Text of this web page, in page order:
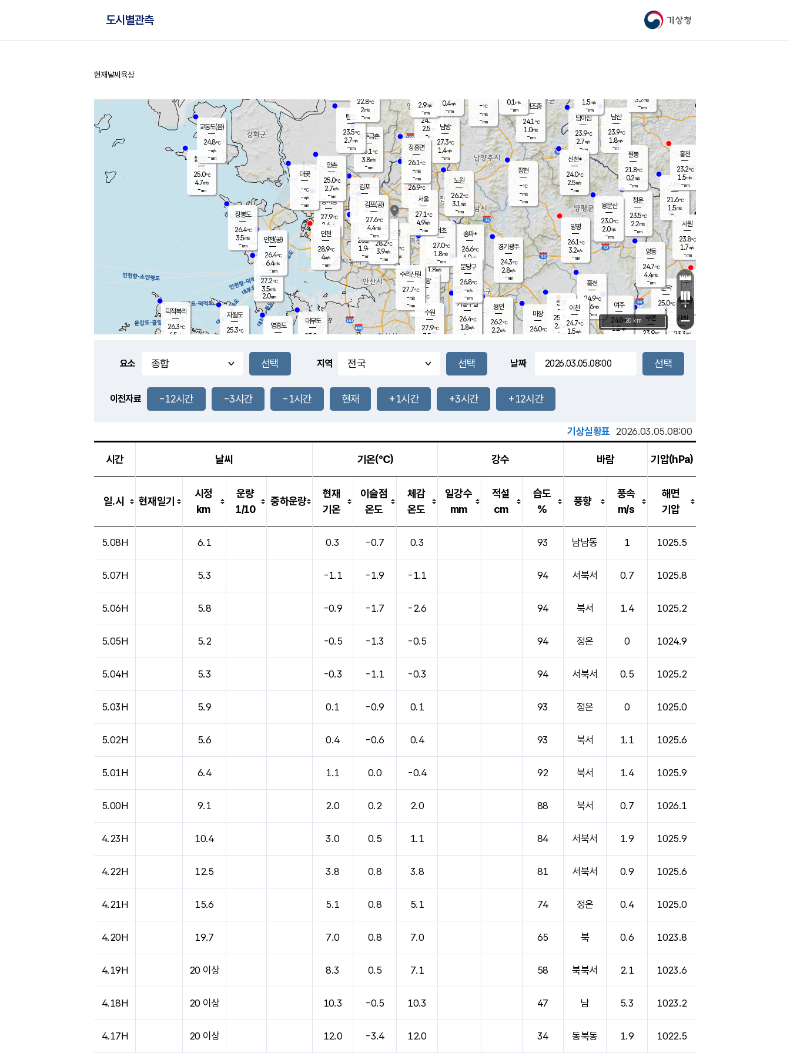
기상청
도시별관측
홈
현재날씨 육상
풍도
2.8m/s
0.5
문막
25.0℃
3.6m/s
mm
남이섬
23.9℃
2.7m/s
-mm
무의도
27.2℃
3.5m/s
2.0mm
영흥도
볼음도
25.0℃
4.7m/s
-mm
자월도
25.3℃
양주
24.2℃
2.5
-mm
부론
23.9℃
과천
26.2℃
1.8m/s
- mm
남산
23.9℃
1.8m/s
-mm
장봉도
26.4℃
3.5m/s
-mm
9.0mm
청운
23.5℃
2.2m/s
-mm
팔봉
21.8℃
0.2m/s
-mm
-mm
용인
26.2℃
2.2m/s
여주
24.8℃
1.2m/s
양동
24.7℃
4.4m/s
-mm
경기광주
24.3℃
2.8m/s
-mm
장호원
1.5m/s
-mm
25.8
℃
대부도
23.9
-
경서동
27.9℃
2.6 m/s
-mm
파주금촌
25.1℃
3.8m/s
-mm
가평조종
24.1℃
1.0m/s
-mm
-℃
-m/s
-mm
대곶
-℃
-m/s
-mm
신천*
24.0℃
2.5m/s
-mm
창현
-℃
-m/s
-mm
탄현
23.5℃
2.7m/s
-mm
0.1 m/s
-mm
26.2℃
0.9m/s
-mm
흥천
24.9℃
1.6m/s
-mm
마장
26.0℃
의왕
- ℃
m/s
mm
김포
- ℃
-m/s
mm
설봉
25.7
2.6 m/s
- mm
광명
28.0
℃
3.0 m/s
-mm
부천
28.2℃
1.9m/s
-mm
-mm
양촌
25.0℃
2.7m/s
-mm
구로
28.2℃
3.9m/s
-mm
은평
26.9℃
1.9 m/s
- mm
노원
26.2℃
3.1 m/s
-mm
송파*
26.6℃
4.0m/s
-mm
서초
27.0℃
1.8m/s
-mm
남방
27.3℃
1.4m/s
-mm
기흥구갈
26.4℃
1.8m/s
-
수리산길
27.7℃
-m/s
-mm
분당구
26.8℃
-m/s
-mm
장흥면
26.1℃
-m/s
-mm
2.9m/s
-mm
시동
21.6℃
1.5m/s
- mm
귀래
23.3℃
서원
23.8℃
1.7m/s
-mm
용문산
23.0℃
2.0m/s
-mm
덕적북리
26.3℃
4.5 m/s
인천(공)
26.4℃
6.4m/s
-mm
김포(공)
27.6℃
4.4m/s
-mm
교동도(음)
24.8℃
-m/s
-mm
홍천
23.2℃
1.5m/s
-mm
이천
24.7℃
1.5m/s
양평
26.1℃
3.2m/s
-mm
수원
27.9℃
3.5 m/s
인천
28.9℃
4m/s
-mm
서울
27.1℃
4.9m/s
-mm
3.2m/s
-mm
22.8℃
2m/s
-mm
0.4m/s
-mm
+
−
20 km
요소 지역 날짜
이전자료 -12시간 -3시간 -1시간 현재 +1시간 +3시간 +12시간
기상실황표 2026.03.05.08:00
시간 날씨 기온(℃) 강수 바람 기압(hPa)
일.시 현재일기
시정
km
운량
1/10
중하운량
현재
기온
이슬점
온도
체감
온도
일강수
mm
적설
cm
습도
%
풍향
풍속
m/s
해면
기압
5.08H 6.1 0.3 -0.7 0.3 93 남남동 1 1025.5
5.07H 5.3 -1.1 -1.9 -1.1 94 서북서 0.7 1025.8
5.06H 5.8 -0.9 -1.7 -2.6 94 북서 1.4 1025.2
5.05H 5.2 -0.5 -1.3 -0.5 94 정온 0 1024.9
5.04H 5.3 -0.3 -1.1 -0.3 94 서북서 0.5 1025.2
5.03H 5.9 0.1 -0.9 0.1 93 정온 0 1025.0
5.02H 5.6 0.4 -0.6 0.4 93 북서 1.1 1025.6
5.01H 6.4 1.1 0.0 -0.4 92 북서 1.4 1025.9
5.00H 9.1 2.0 0.2 2.0 88 북서 0.7 1026.1
4.23H 10.4 3.0 0.5 1.1 84 서북서 1.9 1025.9
4.22H 12.5 3.8 0.8 3.8 81 서북서 0.9 1025.6
4.21H 15.6 5.1 0.8 5.1 74 정온 0.4 1025.0
4.20H 19.7 7.0 0.8 7.0 65 북 0.6 1023.8
4.19H 20 이상 8.3 0.5 7.1 58 북북서 2.1 1023.6
4.18H 20 이상 10.3 -0.5 10.3 47 남 5.3 1023.2
4.17H 20 이상 12.0 -3.4 12.0 34 동북동 1.9 1022.5